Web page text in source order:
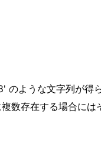
ような文字列が得
数存在する場合に